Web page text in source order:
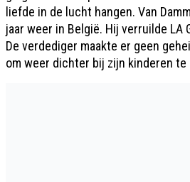
liefde in de lucht hangen. Van
jaar weer in België. Hij verruilde LA
De verdediger maakte er geen
om weer dichter bij zijn kinderen te